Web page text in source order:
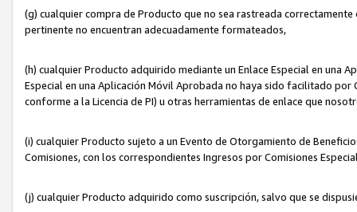
(g) cualquier compra de Producto que no sea rastreada
pertinente no encuentran adecuadamente formateados,
(h) cualquier Producto adquirido mediante un Enlace Especial en una
Especial en una Aplicación Móvil Aprobada no haya sido facilitado
conforme a la Licencia de PI) u otras herramientas de enlace que
(i) cualquier Producto sujeto a un Evento de Otorgamiento de
Comisiones, con los correspondientes Ingresos por Comisiones
(j) cualquier Producto adquirido como suscripción, salvo que se